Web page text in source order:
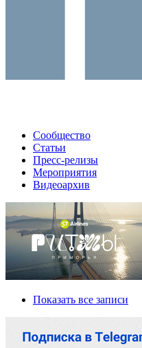
Сообщество
Статьи
Пресс-релизы
Мероприятия
Видеоархив
Показать все записи